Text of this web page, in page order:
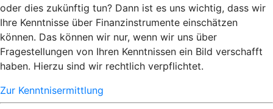
oder dies zukünftig tun? Dann ist es uns wichtig, dass wir
Ihre Kenntnisse über Finanzinstrumente einschätzen
können. Das können wir nur, wenn wir uns über
Fragestellungen von Ihren Kenntnissen ein Bild verschafft
haben. Hierzu sind wir rechtlich verpflichtet.
Zur Kenntnisermittlung